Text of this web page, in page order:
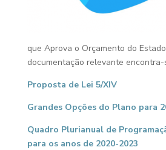
que Aprova o Orçamento do
documentação relevante
Proposta de Lei 5/XIV
Grandes Opções do Plano para
Quadro Plurianual de
para os anos de 2020-2023